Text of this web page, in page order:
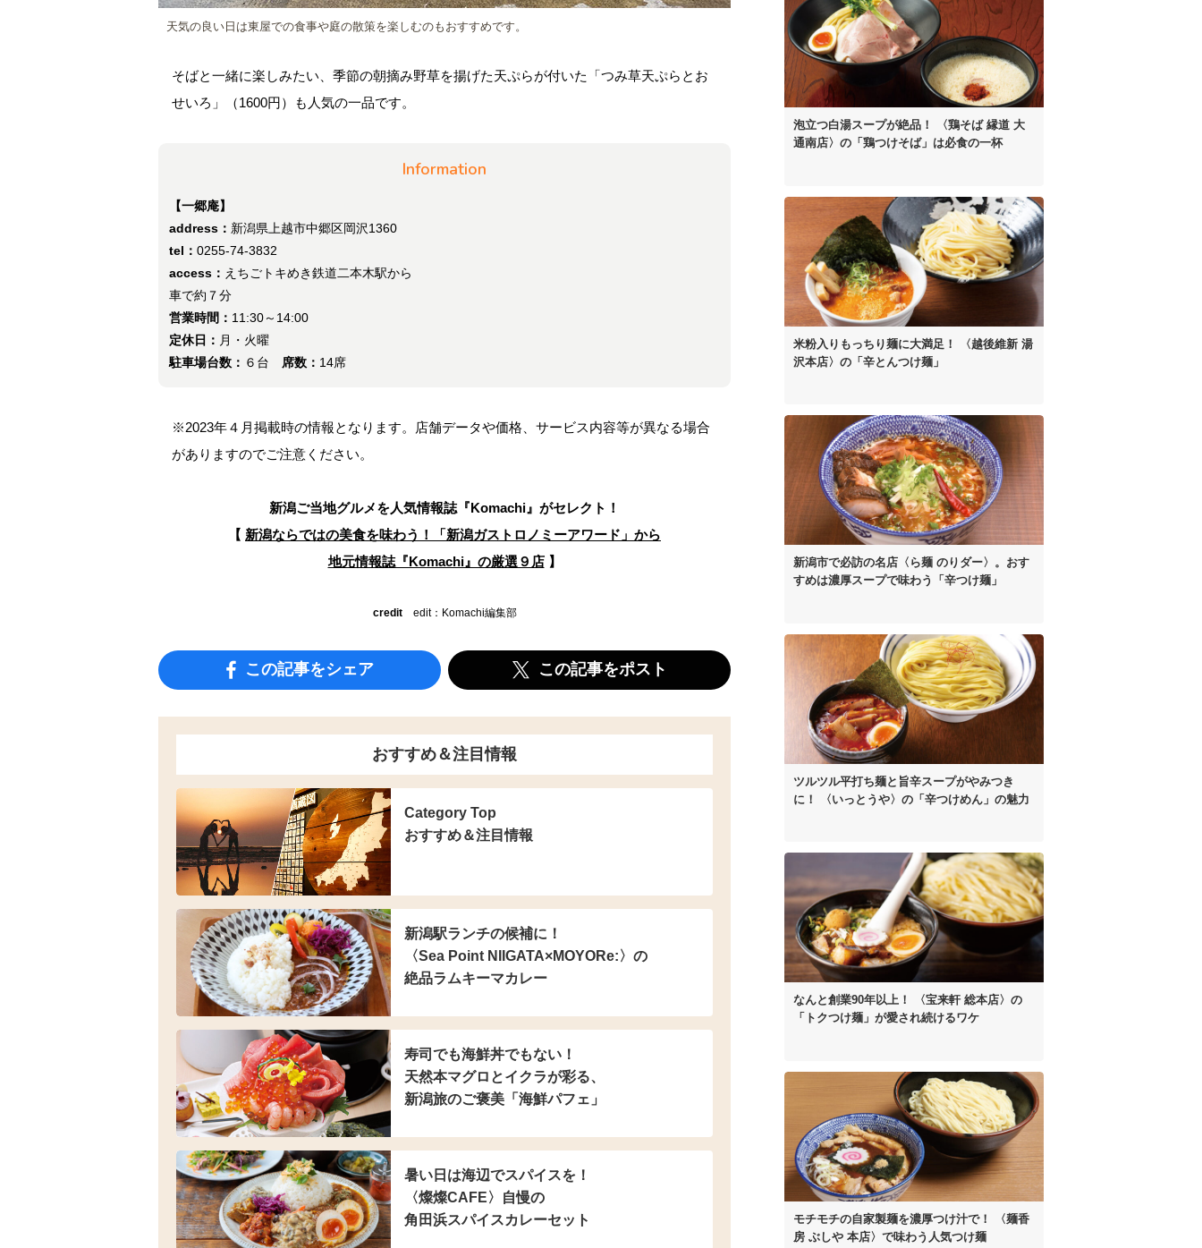
天気の良い日は東屋での食事や庭の散策を楽しむのもおすすめです。
そばと一緒に楽しみたい、季節の朝摘み野草を揚げた天ぷらが付いた「つみ草天ぷらとお
せいろ」（1600円）も人気の一品です。
Information
【一郷庵】
address： 新潟県上越市中郷区岡沢1360
tel： 0255-74-3832
access： えちごトキめき鉄道二本木駅から
車で約７分
営業時間： 11:30～14:00
定休日： 月・火曜
駐車場台数： ６台 席数： 14席
※2023年４月掲載時の情報となります。店舗データや価格、サービス内容等が異なる場合
がありますのでご注意ください。
新潟ご当地グルメを人気情報誌 『Komachi』がセレクト！
【 新潟ならではの美食を味わう！「新潟ガストロノミーアワード」から
地元情報誌『Komachi』の厳選９店】
creditedit：Komachi編集部
この記事をシェア この記事をポスト
おすすめ＆注目情報
Category Top
おすすめ＆注目情報
新潟駅ランチの候補に！
〈Sea Point NIIGATA×MOYORe:〉の
絶品ラムキーマカレー
寿司でも海鮮丼でもない！
天然本マグロとイクラが彩る、
新潟旅のご褒美「海鮮パフェ」
暑い日は海辺でスパイスを！
〈燦燦CAFE〉自慢の
角田浜スパイスカレーセット
泡立つ白湯スープが絶品！
〈鶏そば 縁道 大
通南店〉の 「鶏つけそば」は必食の一杯
米粉入り もっちり麺に大満足！
〈越後維新 湯
沢本店〉の 「辛とんつけ麺」
新潟市で必訪の名店 〈ら麺 のりダー〉。 おす
すめは濃厚スープで味わう「辛つけ麺」
ツルツル平打ち麺と 旨辛スープがやみつき
に！
〈いっとうや〉の 「辛つけめん」の魅力
なんと創業90年以上！
〈宝来軒 総本店〉の
「トクつけ麺」が愛され続けるワケ
モチモチの自家製麺を濃厚つけ汁で！
〈麺香
房 ぶしや 本店〉 で味わう人気つけ麺